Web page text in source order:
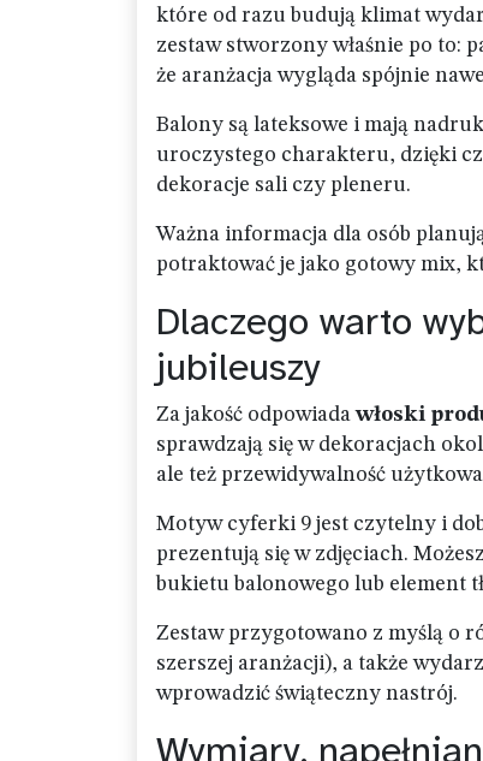
które od razu budują klimat
zestaw stworzony właśnie po to:
że aranżacja wygląda spójnie
Balony są lateksowe i mają
uroczystego charakteru, dzięki
dekoracje sali czy pleneru.
Ważna informacja dla osób
potraktować je jako gotowy mix,
Dlaczego warto
jubileuszy
Za jakość odpowiadawłoski
sprawdzają się w dekoracjach
ale też przewidywalność
Motyw cyferki 9 jest czytelny i
prezentują się w zdjęciach.
bukietu balonowego lub element
Zestaw przygotowano z myślą o
szerszej aranżacji), a także
wprowadzić świąteczny nastrój.
Wymiary,